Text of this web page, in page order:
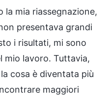
la mia riassegnazione,
presentava grandi
i risultati, mi sono
mio lavoro. Tuttavia,
cosa è diventata più
maggiori